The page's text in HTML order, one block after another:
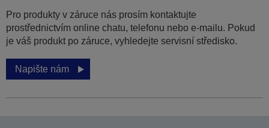
Pro produkty v záruce nás prosím kontaktujte
prostřednictvím online chatu, telefonu nebo e-mailu. Pokud
je váš produkt po záruce, vyhledejte servisní středisko.
Napište nám